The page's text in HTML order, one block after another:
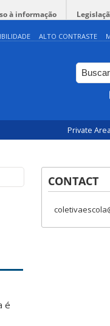
à informação
ALTO CONTRASTE
Private Area
é
CONTACT